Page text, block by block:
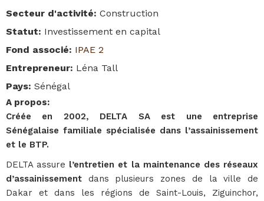
Secteur d'activité: Construction
Statut: Investissement en capital
Fond associé: IPAE 2
Entrepreneur: Léna Tall
Pays: Sénégal
A propos:
Créée en 2002, DELTA SA est une entreprise
Sénégalaise familiale spécialisée dans l’assainissement
et le BTP.
DELTA assure l’entretien et la maintenance des réseaux
d’assainissement dans plusieurs zones de la ville de
Dakar et dans les régions de Saint-Louis, Ziguinchor,